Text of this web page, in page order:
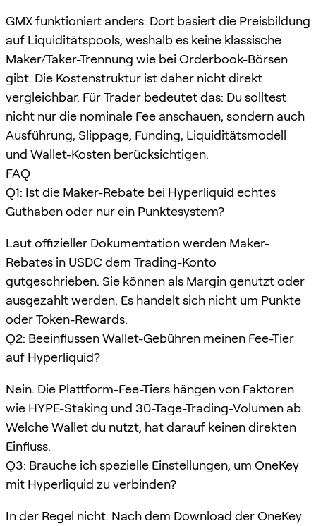
GMX funktioniert anders: Dort basiert die Preisbildung
auf Liquiditätspools, weshalb es keine klassische
Maker/Taker-Trennung wie bei Orderbook-Börsen
gibt. Die Kostenstruktur ist daher nicht direkt
vergleichbar. Für Trader bedeutet das: Du solltest
nicht nur die nominale Fee anschauen, sondern auch
Ausführung, Slippage, Funding, Liquiditätsmodell
und Wallet-Kosten berücksichtigen.
FAQ
Q1: Ist die Maker-Rebate bei Hyperliquid echtes
Guthaben oder nur ein Punktesystem?
Laut offizieller Dokumentation werden Maker-
Rebates in USDC dem Trading-Konto
gutgeschrieben. Sie können als Margin genutzt oder
ausgezahlt werden. Es handelt sich nicht um Punkte
oder Token-Rewards.
Q2: Beeinflussen Wallet-Gebühren meinen Fee-Tier
auf Hyperliquid?
Nein. Die Plattform-Fee-Tiers hängen von Faktoren
wie HYPE-Staking und 30-Tage-Trading-Volumen ab.
Welche Wallet du nutzt, hat darauf keinen direkten
Einfluss.
Q3: Brauche ich spezielle Einstellungen, um OneKey
mit Hyperliquid zu verbinden?
In der Regel nicht. Nach dem Download der OneKey